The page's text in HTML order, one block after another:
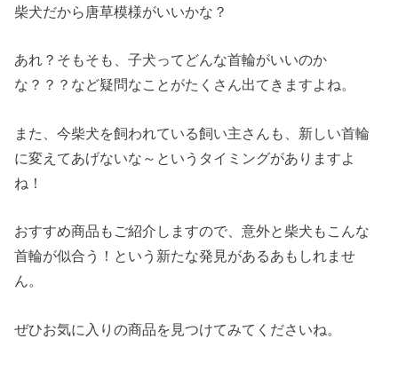
柴犬だから唐草模様がいいかな？
あれ？そもそも、子犬ってどんな首輪がいいのか
な？？？など疑問なことがたくさん出てきますよね。
また、今柴犬を飼われている飼い主さんも、新しい首輪
に変えてあげないな～というタイミングがありますよ
ね！
おすすめ商品もご紹介しますので、意外と柴犬もこんな
首輪が似合う！という新たな発見があるあもしれませ
ん。
ぜひお気に入りの商品を見つけてみてくださいね。